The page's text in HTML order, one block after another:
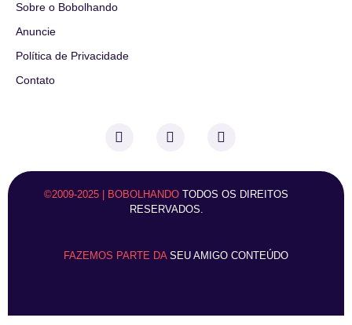
Sobre o Bobolhando
Anuncie
Política de Privacidade
Contato
©2009-2025 | BOBOLHANDO TODOS OS DIREITOS
RESERVADOS.
FAZEMOS PARTE DA SEU AMIGO CONTEÚDO